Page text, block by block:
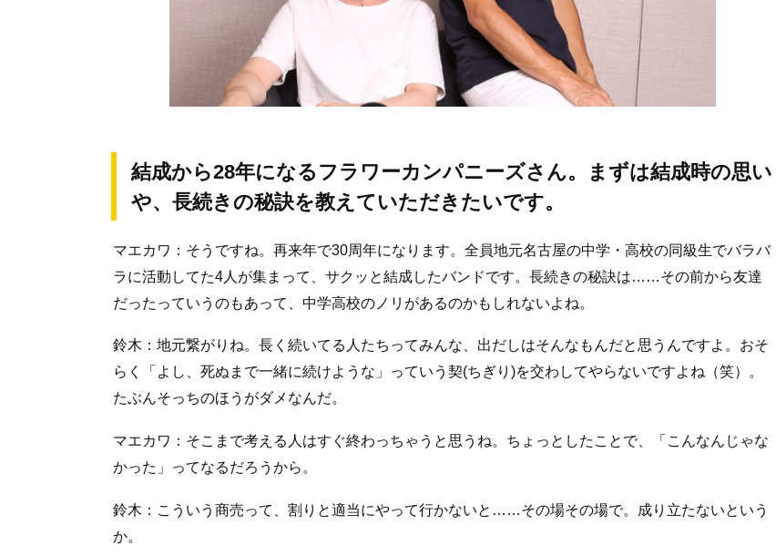
結成から28年になるフラワーカンパニーズさん。まずは結成時の思い
や、長続きの秘訣を教えていただきたいです。
マエカワ：そうですね。再来年で30周年になります。全員地元名古屋の中学・高校の同級生でバラバ
ラに活動してた4人が集まって、サクッと結成したバンドです。長続きの秘訣は……その前から友達
だったっていうのもあって、中学高校のノリがあるのかもしれないよね。
鈴木：地元繋がりね。長く続いてる人たちってみんな、出だしはそんなもんだと思うんですよ。おそ
らく「よし、死ぬまで一緒に続けような」っていう契(ちぎり)を交わしてやらないですよね（笑）。
たぶんそっちのほうがダメなんだ。
マエカワ：そこまで考える人はすぐ終わっちゃうと思うね。ちょっとしたことで、「こんなんじゃな
かった」ってなるだろうから。
鈴木：こういう商売って、割りと適当にやって行かないと……その場その場で。成り立たないという
か。